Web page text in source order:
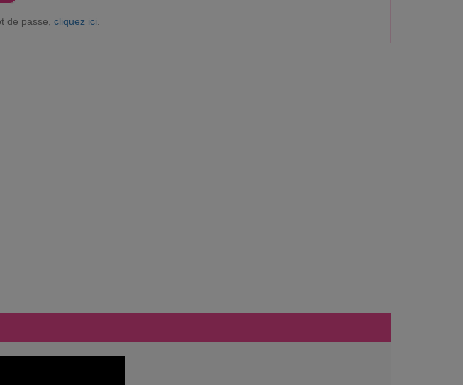
de passe,cliquez ici